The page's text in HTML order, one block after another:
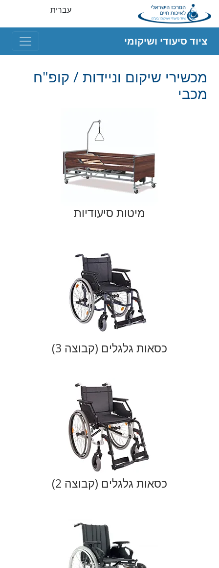
עברית
ציוד סיעודי ושיקומי
מכשירי שיקום וניידות / קופ"ח
מכבי
מיטות סיעודיות
כסאות גלגלים (קבוצה 3)
כסאות גלגלים (קבוצה 2)